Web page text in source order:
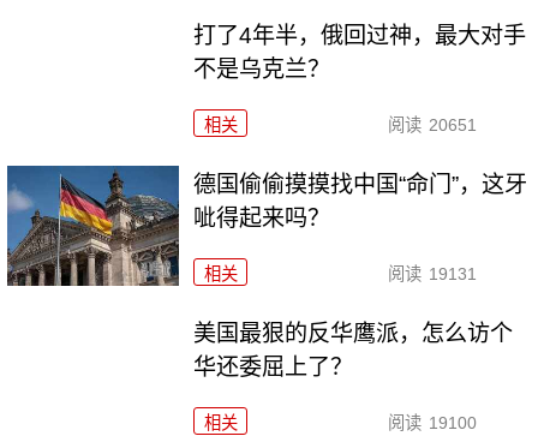
打了4年半，俄回过神，最大对手
不是乌克兰？
相关 阅读 20651
德国偷偷摸摸找中国“命门”，这牙
呲得起来吗？
相关 阅读 19131
美国最狠的反华鹰派，怎么访个
华还委屈上了？
相关 阅读 19100